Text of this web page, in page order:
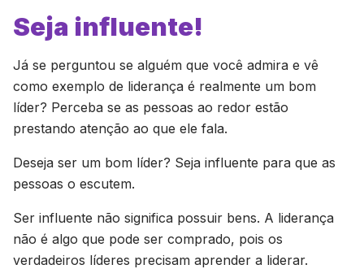
Seja influente!
Já se perguntou se alguém que você admira e vê
como exemplo de liderança é realmente um bom
líder? Perceba se as pessoas ao redor estão
prestando atenção ao que ele fala.
Deseja ser um bom líder? Seja influente para que as
pessoas o escutem.
Ser influente não significa possuir bens. A liderança
não é algo que pode ser comprado, pois os
verdadeiros líderes precisam aprender a liderar.